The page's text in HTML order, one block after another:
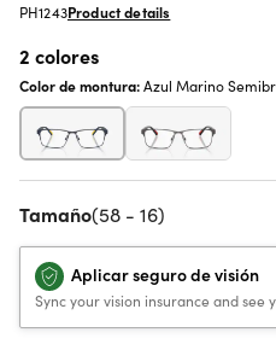
PH1243Product details
2 colores
Color de montura:Azul Marino
Tamaño(58 - 16)
Aplicar seguro de visión
Sync your vision insurance and see